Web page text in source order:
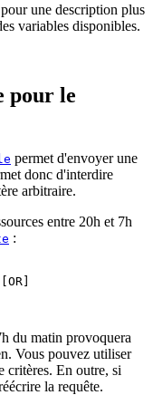
pour une description plus
variables disponibles.
pour le
permet d'envoyer une
donc d'interdire
arbitraire.
entre 20h et 7h
:
du matin provoquera
Vous pouvez utiliser
critères. En outre, si
la requête.